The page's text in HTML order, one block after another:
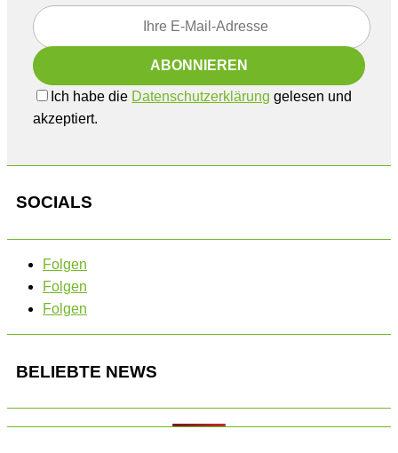
Ich habe die Datenschutzerklärung gelesen und
akzeptiert.
SOCIALS
Folgen
Folgen
Folgen
BELIEBTE NEWS